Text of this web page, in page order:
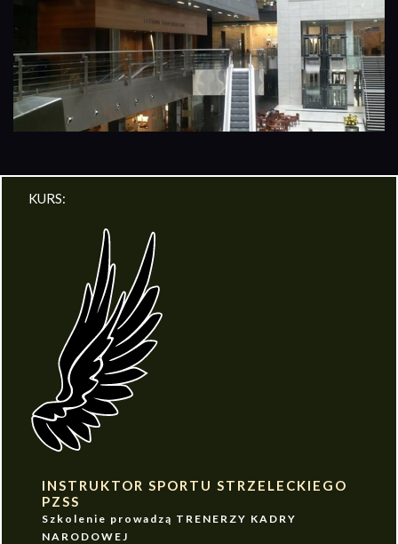
KURS:
INSTRUKTOR SPORTU STRZELECKIEGO
PZSS
Szkolenie prowadzą TRENERZY KADRY
NARODOWEJ